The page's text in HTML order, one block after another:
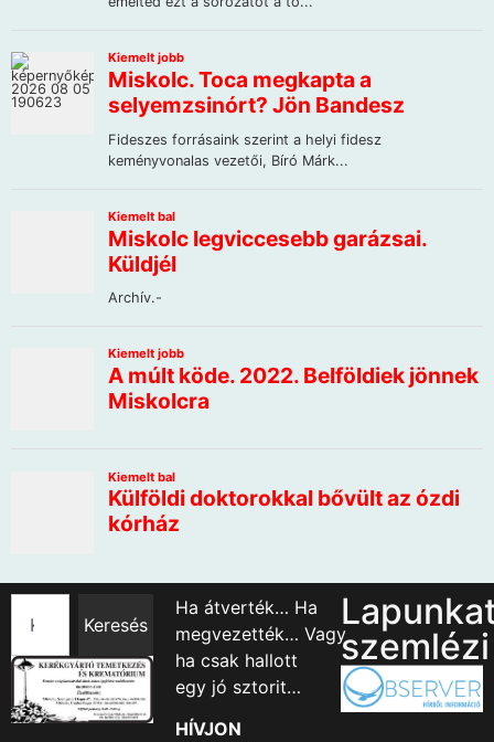
Keresés
Ha átverték… Ha
megvezették… Vagy
ha csak hallott
egy jó sztorit…
HÍVJON
szemlézi